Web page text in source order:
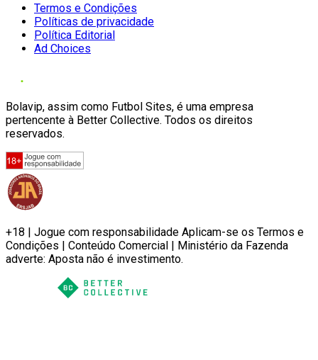
Termos e Condições
Políticas de privacidade
Política Editorial
Ad Choices
Bolavip, assim como Futbol Sites, é uma empresa
pertencente à Better Collective. Todos os direitos
reservados.
+18 | Jogue com responsabilidade Aplicam-se os Termos e
Condições | Conteúdo Comercial | Ministério da Fazenda
adverte: Aposta não é investimento.